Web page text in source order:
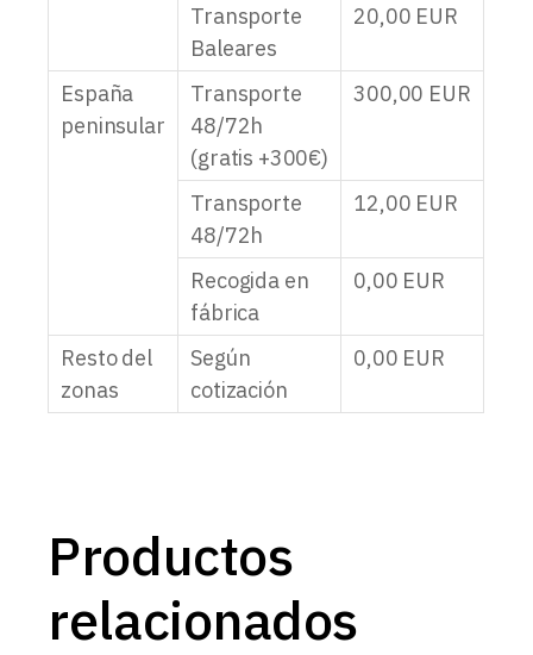
Transporte
Baleares
20,00 EUR
España
peninsular
Transporte
48/72h
(gratis +300€)
300,00 EUR
Transporte
48/72h
12,00 EUR
Recogida en
fábrica
0,00 EUR
Resto del
zonas
Según
cotización
0,00 EUR
Productos
relacionados